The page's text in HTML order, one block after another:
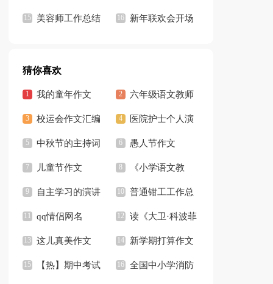
记 持人开场白13篇
美容师工作总结 新年联欢会开场
猜你喜欢
我的童年作文
【推荐】
六年级语文教师
工作总结15篇
校运会作文汇编
15篇
医院护士个人演
讲稿
中秋节的主持词
开场白
愚人节作文
儿童节作文
【精】
《小学语文教
师》读书笔记
自主学习的演讲
稿
普通钳工工作总
结
qq情侣网名 读《大卫·科波菲
尔》有感
这儿真美作文
【推荐】
新学期打算作文
【热】期中考试 全国中小学消防